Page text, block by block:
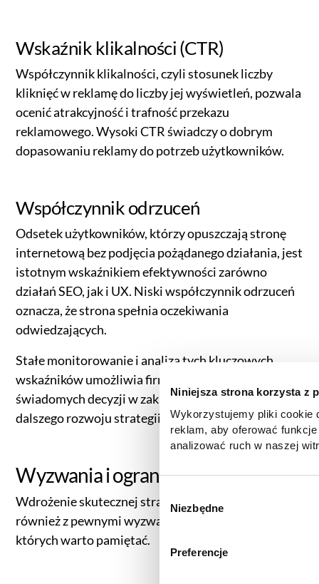
Niniejsza strona korzysta z
Wykorzystujemy pliki cookie
reklam, aby oferować
analizować ruch w naszej
zgody, udostępniamy
informacje z innymi danymi
znajdą Państwo klikając w
b
Niezbędne
Preferencje
Wskaźnik klikalności (CTR)
Współczynnik klikalności, czyli stosunek liczby
kliknięć w reklamę do liczby jej wyświetleń, pozwala
ocenić atrakcyjność i trafność przekazu
reklamowego. Wysoki CTR świadczy o dobrym
dopasowaniu reklamy do potrzeb użytkowników.
Współczynnik odrzuceń
Odsetek użytkowników, którzy opuszczają stronę
internetową bez podjęcia pożądanego działania, jest
istotnym wskaźnikiem efektywności zarówno
działań SEO, jak i UX. Niski współczynnik odrzuceń
oznacza, że strona spełnia oczekiwania
odwiedzających.
Stałe monitorowanie i analiza tych kluczowych
wskaźników umożliwia firmom podejmowanie
świadomych decyzji w zakresie optymalizacji i
dalszego rozwoju strategii SEM.
Wyzwania i ograniczenia SEM
Wdrożenie skutecznej strategii SEM wiąże się
również z pewnymi wyzwaniami i ograniczeniami, o
których warto pamiętać.